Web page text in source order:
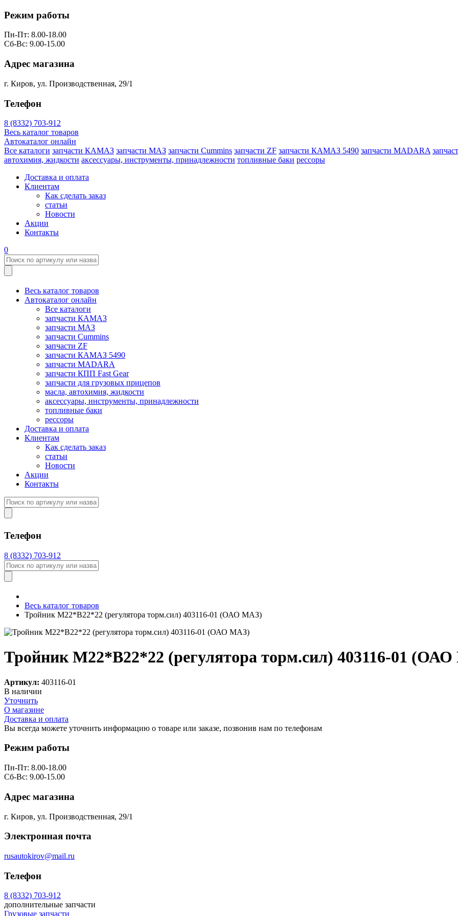
Режим работы
Пн-Пт: 8.00-18.00
Сб-Вс: 9.00-15.00
Адрес магазина
г. Киров, ул. Производственная, 29/1
Телефон
8 (8332) 703-912
Весь каталог товаров
Автокаталог онлайн
Все каталоги запчасти КАМАЗ запчасти МАЗ запчасти Cummins запчасти ZF запчасти КАМАЗ 5490 запчасти MADARA
автохимия, жидкости аксессуары, инструменты, принадлежности топливные баки рессоры
Доставка и оплата
Клиентам
Как сделать заказ
статьи
Новости
Акции
Контакты
0
Весь каталог товаров
Автокаталог онлайн
Все каталоги
запчасти КАМАЗ
запчасти МАЗ
запчасти Cummins
запчасти ZF
запчасти КАМАЗ 5490
запчасти MADARA
запчасти КПП Fast Gear
запчасти для грузовых прицепов
масла, автохимия, жидкости
аксессуары, инструменты, принадлежности
топливные баки
рессоры
Доставка и оплата
Клиентам
Как сделать заказ
статьи
Новости
Акции
Контакты
Телефон
8 (8332) 703-912
Весь каталог товаров
Тройник М22*В22*22 (регулятора торм.сил) 403116-01 (ОАО МАЗ)
Тройник М22*В22*22 (регулятора торм.сил) 403116-01
Артикул: 403116-01
В наличии
Уточнить
О магазине
Доставка и оплата
Вы всегда можете уточнить информацию о товаре или заказе, позвонив нам по телефонам
Режим работы
Пн-Пт: 8.00-18.00
Сб-Вс: 9.00-15.00
Адрес магазина
г. Киров, ул. Производственная, 29/1
Электронная почта
rusautokirov@mail.ru
Телефон
8 (8332) 703-912
дополнительные запчасти
Грузовые запчасти